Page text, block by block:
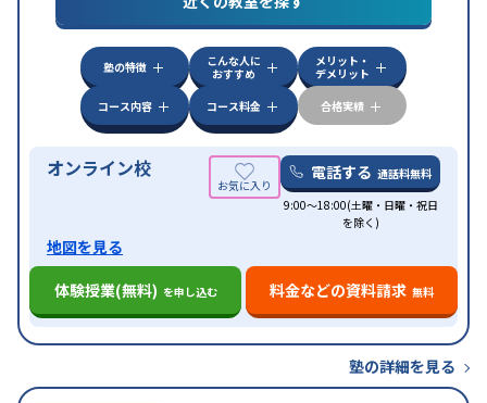
塾の特徴
こんな人に
おすすめ
メリット・
デメリット
コース内容
コース料金 合格実績
オンライン校 電話する 通話料無料
9:00～18:00(土曜・日曜・祝日
を除く)
地図を見る
体験授業(無料) を申し込む 料金などの資料請求 無料
塾の詳細を見る